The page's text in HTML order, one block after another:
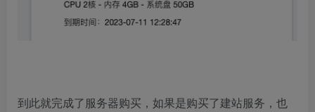
到此就完成了服务器购买，如果是购买了建站服务，也